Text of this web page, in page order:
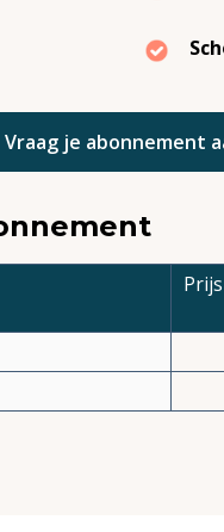
Vraag je abonnement